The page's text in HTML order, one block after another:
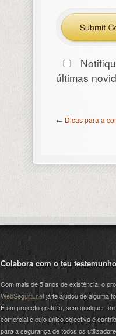
últimas
← Dicas para a
Colabora com o teu testemunho
Com mais de 5 anos de existência, o
WebSegura.netjá te ajudou de alguma
É um projecto gratuito, sem qualquer fim
comercial e cujo único objectivo é
para a segurança de todos os